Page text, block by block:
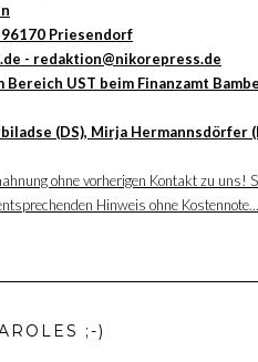
Priesendorf
- redaktion@nikorepress.de
Bereich UST beim Finanzamt
(DS), Mirja Hermannsdörfer
ohne vorherigen Kontakt zu uns!
Hinweis ohne Kostennote...
;-)